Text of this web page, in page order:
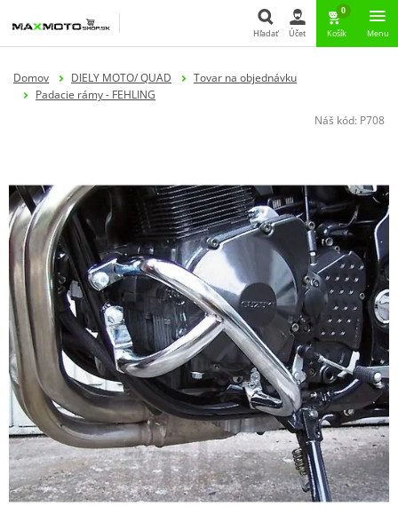
Hľadať Účet
0
Košík Menu
Domov DIELY MOTO/ QUAD
Tovar na objednávku
Padacie rámy - FEHLING
Náš kód: P708